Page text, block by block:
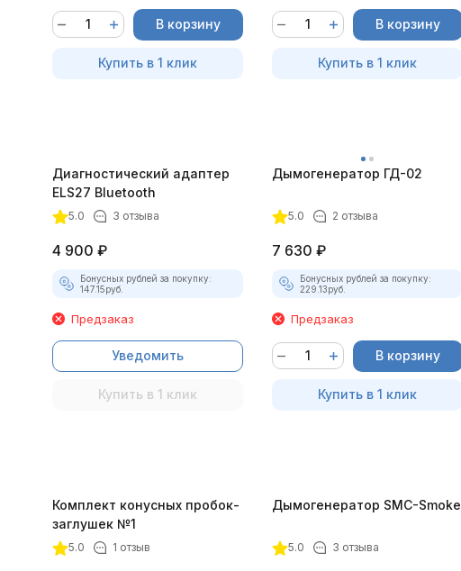
В корзину
Купить в 1 клик
В корзину
Купить в 1 клик
Диагностический адаптер
ELS27 Bluetooth
5.0 3 отзыва
4 900 ₽
Бонусных рублей за покупку:
147.15руб.
Предзаказ
Уведомить
Купить в 1 клик
Дымогенератор ГД-02
5.0 2 отзыва
7 630 ₽
Бонусных рублей за покупку:
229.13руб.
Предзаказ
В корзину
Купить в 1 клик
Комплект конусных пробок-
заглушек №1
5.0 1 отзыв
Дымогенератор SMC-Smoke
5.0 3 отзыва